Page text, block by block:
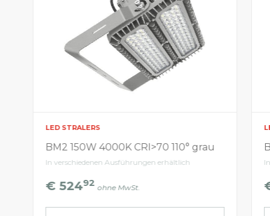
LED STRALERS
BM2 150W 4000K CRI>70 110° grau
In verschiedenen Ausführungen erhältlich
€ 52492 ohne MwSt.